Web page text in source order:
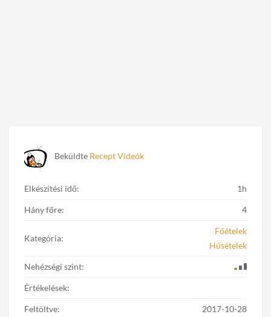
Beküldte Recept Videók
Elkészítési idő: 1h
Hány főre: 4
Kategória:
Főételek
Húsételek
Nehézségi szint:
Értékelések:
Feltöltve: 2017-10-28